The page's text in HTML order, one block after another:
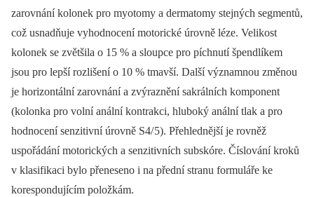
zarovnání kolonek pro myotomy a dermatomy stejných segmentů,
což usnadňuje vyhodnocení motorické úrovně léze. Velikost
kolonek se zvětšila o 15 % a sloupce pro píchnutí špendlíkem
jsou pro lepší rozlišení o 10 % tmavší. Další významnou změnou
je horizontální zarovnání a zvýraznění sakrálních komponent
(kolonka pro volní anální kontrakci, hluboký anální tlak a pro
hodnocení senzitivní úrovně S4/ 5). Přehlednější je rovněž
uspořádání motorických a senzitivních subskóre. Číslování kroků
v klasifikaci bylo přeneseno i na přední stranu formuláře ke
korespondujícím položkám.